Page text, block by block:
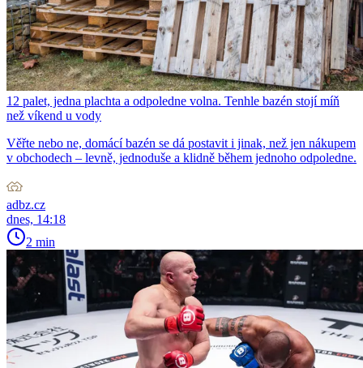
12 palet, jedna plachta a odpoledne volna. Tenhle bazén stojí míň
než víkend u vody
Věřte nebo ne, domácí bazén se dá postavit i jinak, než jen nákupem
v obchodech – levně, jednoduše a klidně během jednoho odpoledne.
adbz.cz
dnes, 14:18
2 min